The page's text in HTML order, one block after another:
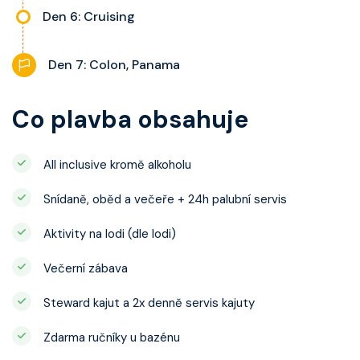
Den 6: Cruising
Den 7: Colon, Panama
Co plavba obsahuje
All inclusive kromě alkoholu
Snídaně, oběd a večeře + 24h palubní servis
Aktivity na lodi (dle lodi)
Večerní zábava
Steward kajut a 2x denně servis kajuty
Zdarma ručníky u bazénu